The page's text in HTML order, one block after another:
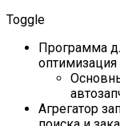
Toggle
Программа
Агрегатор